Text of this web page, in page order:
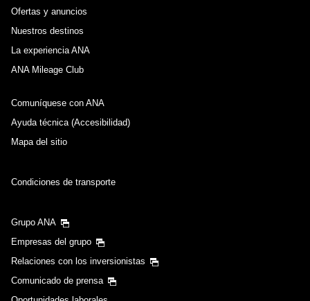
Ofertas y anuncios
Nuestros destinos
La experiencia ANA
ANA Mileage Club
Comuníquese con ANA
Ayuda técnica (Accesibilidad)
Mapa del sitio
Condiciones de transporte
Grupo ANA
Empresas del grupo
Relaciones con los inversionistas
Comunicado de prensa